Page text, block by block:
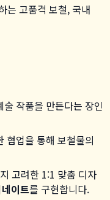
는 고품격 보철, 국내
작품을 만든다는 장인
협업을 통해 보철물의
고려한 1:1 맞춤 디자
이트를 구현합니다.